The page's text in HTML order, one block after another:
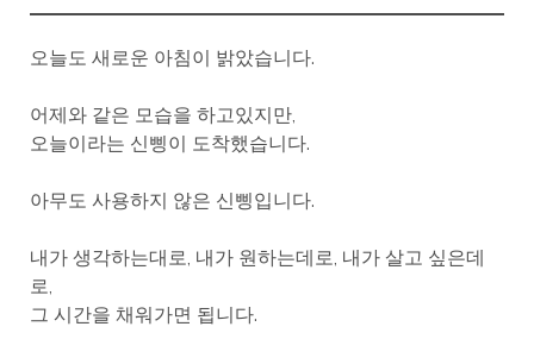
오늘도 새로운 아침이 밝았습니다.
어제와 같은 모습을 하고있지만,
오늘이라는 신삥이 도착했습니다.
아무도 사용하지 않은 신삥입니다.
내가 생각하는대로, 내가 원하는데로, 내가 살고 싶은데
로,
그 시간을 채워가면 됩니다.